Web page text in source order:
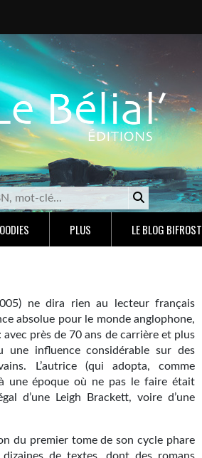
PLUS LE BLOG BIFROST
ne dira rien au lecteur français
absolue pour le monde anglophone,
près de 70 ans de carrière et plus
influence considérable sur des
L’autrice (qui adopta, comme
une époque où ne pas le faire était
d’une Leigh Brackett, voire d’une
du premier tome de son cycle phare